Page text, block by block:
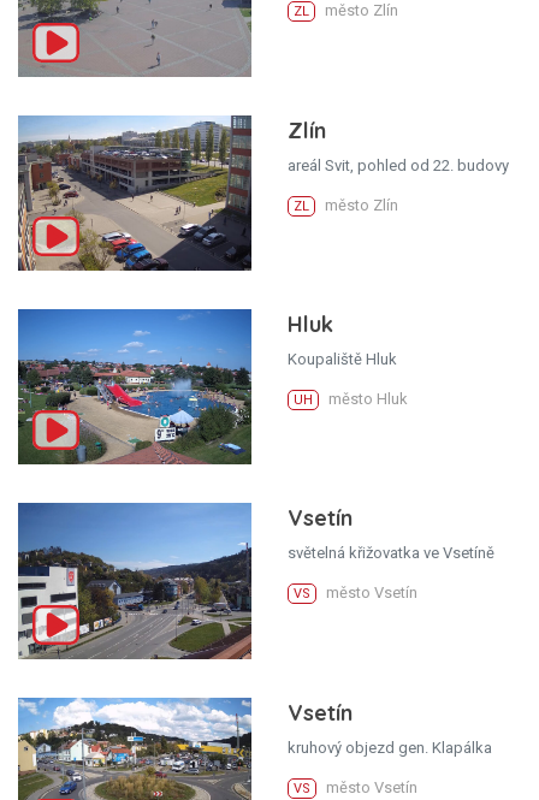
ZL město Zlín
Zlín
areál Svit, pohled od 22. budovy
ZL město Zlín
Hluk
Koupaliště Hluk
UH město Hluk
Vsetín
světelná křižovatka ve Vsetíně
VS město Vsetín
Vsetín
kruhový objezd gen. Klapálka
VS město Vsetín